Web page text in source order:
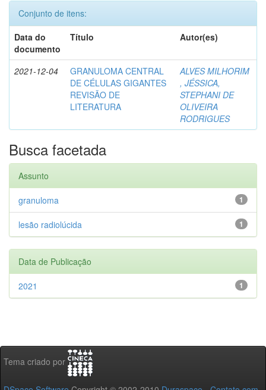
Conjunto de itens:
Data do
documento
Título Autor(es)
2021-12-04
GRANULOMA CENTRAL
DE CÉLULAS GIGANTES
REVISÃO DE
LITERATURA
ALVES MILHORIM
, JÉSSICA,
STEPHANI DE
OLIVEIRA
RODRIGUES
Busca facetada
Assunto
1
granuloma
1
lesão radiolúcida
Data de Publicação
1
2021
Tema criado por